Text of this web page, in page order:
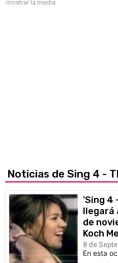
mostrar la media
Noticias de Sing 4 -
'Sing 4
llegará
de
Koch
8 de
En esta